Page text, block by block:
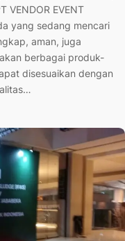
VENDOR EVENT
yang sedang mencari
aman, juga
berbagai produk-
disesuaikan dengan